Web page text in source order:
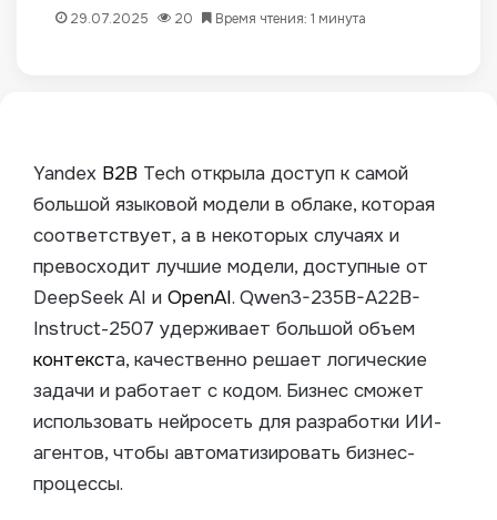
29.07.2025 20 Время чтения: 1 минута
Yandex B2B Tech открыла доступ к самой
большой языковой модели в облаке, которая
соответствует, а в некоторых случаях и
превосходит лучшие модели, доступные от
DeepSeek AI и OpenAI. Qwen3-235B-A22B-
Instruct-2507 удерживает большой объем
контекста, качественно решает логические
задачи и работает с кодом. Бизнес сможет
использовать нейросеть для разработки ИИ-
агентов, чтобы автоматизировать бизнес-
процессы.